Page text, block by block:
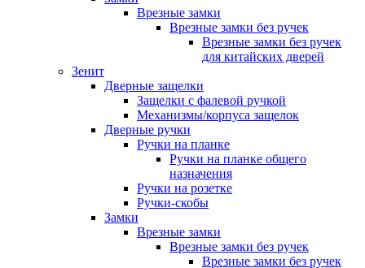
Врезные замки
Врезные замки без ручек
Врезные замки без ручек
для китайских дверей
Зенит
Дверные защелки
Защелки с фалевой ручкой
Механизмы/корпуса защелок
Дверные ручки
Ручки на планке
Ручки на планке общего
назначения
Ручки на розетке
Ручки-скобы
Замки
Врезные замки
Врезные замки без ручек
Врезные замки без ручек